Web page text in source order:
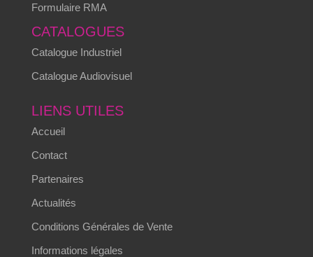
Formulaire RMA
CATALOGUES
Catalogue Industriel
Catalogue Audiovisuel
LIENS UTILES
Accueil
Contact
Partenaires
Actualités
Conditions Générales de Vente
Informations légales